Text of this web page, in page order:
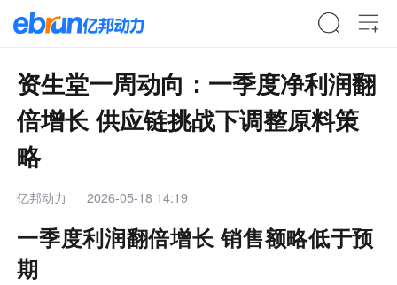
资生堂一周动向：一季度净利润翻
倍增长 供应链挑战下调整原料策
略
亿邦动力 2026-05-18 14:19
一季度利润翻倍增长 销售额略低于预
期